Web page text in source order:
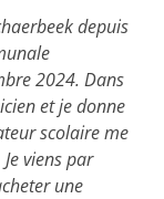
depuis
2024. Dans
et je donne
scolaire me
viens par
une